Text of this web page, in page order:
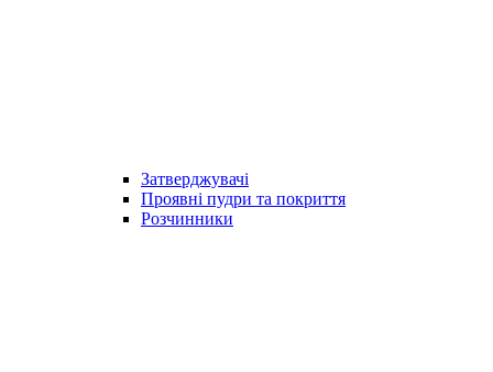
Затверджувачі
Проявні пудри та покриття
Розчинники